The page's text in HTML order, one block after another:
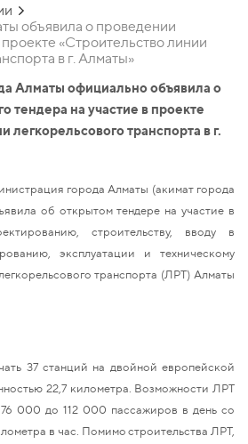
объявила о проведении
«Строительство линии
в г. Алматы»
Алматы официально объявила о
тендера на участие в проекте
легкорельсового транспорта в г.
города Алматы (акимат города
об открытом тендере на участие в
строительству, вводу в
эксплуатации и техническому
транспорта (ЛРТ) Алматы
37 станций на двойной европейской
22,7 километра. Возможности ЛРТ
76 000 до 112 000 пассажиров в день со
в час. Помимо строительства ЛРТ,